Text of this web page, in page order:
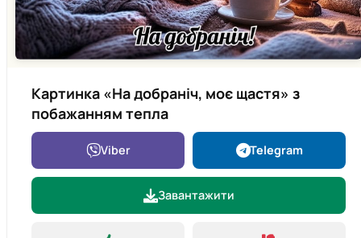
Картинка «На добраніч, моє щастя» з
побажанням тепла
Viber Telegram
Завантажити